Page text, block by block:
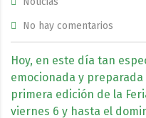
No hay comentarios
Hoy, en este día tan
emocionada y
primera edición de la
viernes 6 y hasta el